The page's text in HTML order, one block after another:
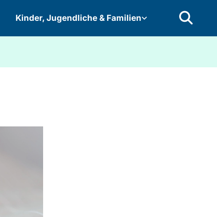
Kinder, Jugendliche & Familien